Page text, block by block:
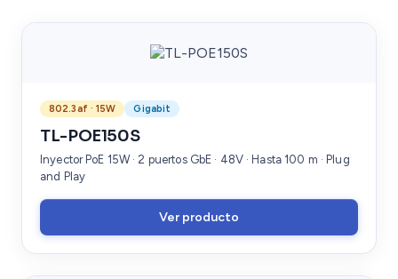
802.3af · 15W Gigabit
TL-POE150S
Inyector PoE 15W · 2 puertos GbE · 48V · Hasta 100 m · Plug
and Play
Ver producto